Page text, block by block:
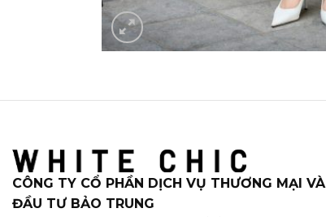
CÔNG TY CỔ PHẦN DỊCH VỤ THƯƠNG MẠI VÀ
ĐẦU TƯ BẢO TRUNG